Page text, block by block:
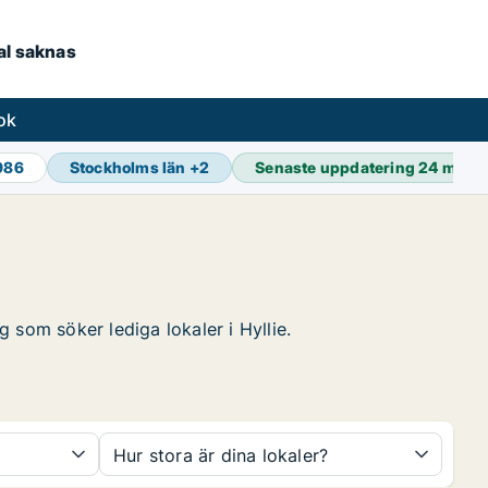
saknas
Stockholms län +2 Senaste uppdatering24 min
som söker lediga lokaler i Hyllie.
Hur stora är dina lokaler?